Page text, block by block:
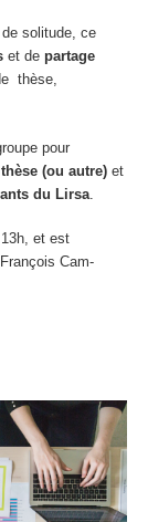
solitude, ce
et de partage
thèse,
pour
(ou autre) et
du Lirsa
et est
Cam-